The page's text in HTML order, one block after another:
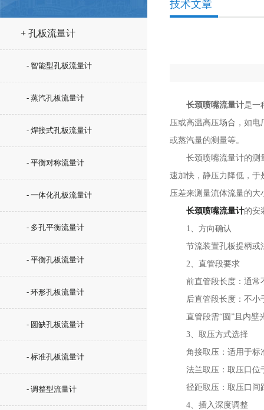
+ 孔板流量计
- 智能型孔板流量计
- 蒸汽孔板流量计
- 焊接式孔板流量计
- 平衡对称流量计
- 一体化孔板流量计
- 多孔平衡流量计
- 平衡孔板流量计
- 环形孔板流量计
- 圆缺孔板流量计
- 标准孔板流量计
- 调整型流量计
技术文章
长颈喷嘴流量计是一
压或高温高压场合，如
或蒸汽量的测量等。
长颈喷嘴流量计的测量
速加快，静压力降低，于
压差来测量流体流量的大
长颈喷嘴流量计的安
1、方向确认
节流装置孔板提柄或法
2、直管段要求
前直管段长度：通常不
后直管段长度：不小
直管段需“圆”且内壁
3、取压方式选择
角接取压：适用于标
法兰取压：取压口位
径距取压：取压口间
4、插入深度调整